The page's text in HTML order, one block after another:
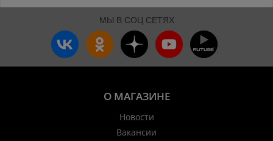
МЫ В СОЦ СЕТЯХ
О МАГАЗИНЕ
Новости
Вакансии